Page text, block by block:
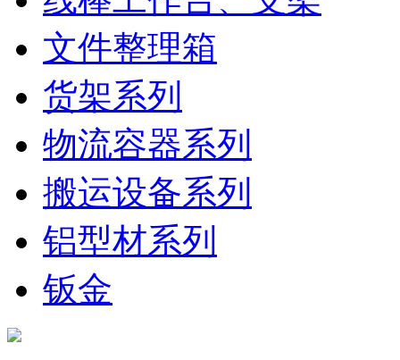
文件整理箱
货架系列
物流容器系列
搬运设备系列
铝型材系列
钣金